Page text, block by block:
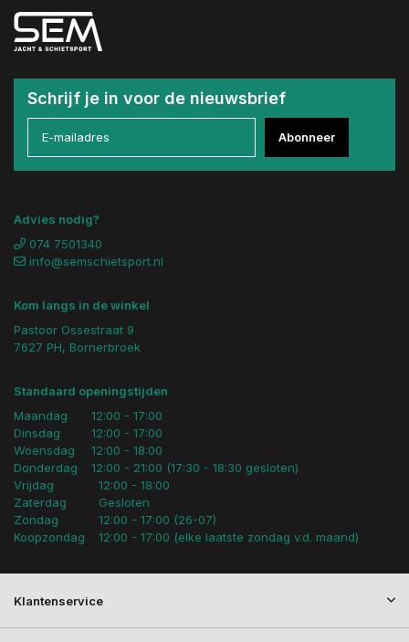
Schrijf je in voor de nieuwsbrief
Abonneer
Advies nodig?
074 7501340
info@semschietsport.nl
Kom langs in de winkel
Pastoor Ossestraat 9
7627 PH, Bornerbroek
Standaard openingstijden
Maandag
Dinsdag
Woensdag
Donderdag
12:00 - 17:00
12:00 - 17:00
12:00 - 18:00
12:00 - 21:00 (17:30 - 18:30 gesloten)
Vrijdag
Zaterdag
Zondag
Koopzondag
12:00 - 18:00
Gesloten
12:00 - 17:00 (26-07)
12:00 - 17:00 (elke laatste zondag v.d. maand)
Klantenservice